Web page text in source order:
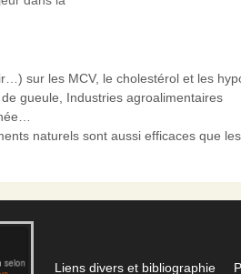
que l’OMS la
sur les MCV, le cholestérol et les
gueule
Industries agroalimentaires
naturels sont aussi efficaces que
Liens divers et bibliographie